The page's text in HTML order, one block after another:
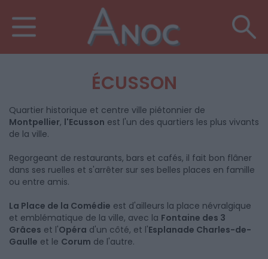
ÉCUSSON
Quartier historique et centre ville piétonnier de
Montpellier, l'Ecusson est l'un des quartiers les plus vivants
de la ville.
Regorgeant de restaurants, bars et cafés, il fait bon flâner
dans ses ruelles et s'arrêter sur ses belles places en famille
ou entre amis.
La Place de la Comédie est d'ailleurs la place névralgique
et emblématique de la ville, avec la Fontaine des 3
Grâces et l'Opéra d'un côté, et l'Esplanade Charles-de-
Gaulle et le Corum de l'autre.